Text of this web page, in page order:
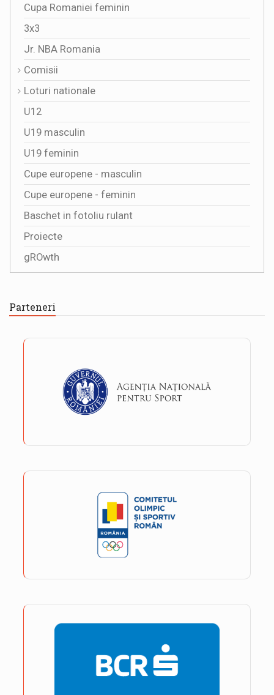
Cupa Romaniei feminin
3x3
Jr. NBA Romania
Comisii
Loturi nationale
U12
U19 masculin
U19 feminin
Cupe europene - masculin
Cupe europene - feminin
Baschet in fotoliu rulant
Proiecte
gROwth
Parteneri